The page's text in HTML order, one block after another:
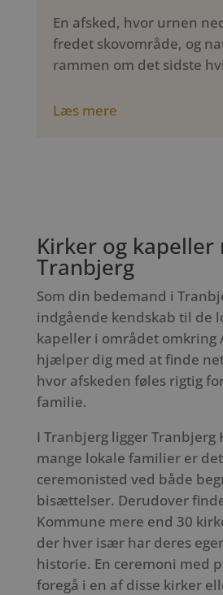
En afsked, hvor urnen
fredet skovområde, og
rammen om det sidste
Læs mere
Kirker og
Tranbjerg
Som din bedemand i
indgående kendskab til de
kapeller i området omkring
hjælper dig med at finde
hvor afskeden føles rigtig
familie.
I Tranbjerg ligger Tranbjerg
mange lokale familier er
ceremonisted ved både
bisættelser. Derudover
Kommune mere end 30
der hver især har deres
historie. En ceremoni med
foregå i en af disse kirker